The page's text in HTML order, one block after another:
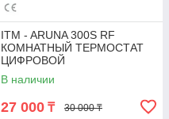
ITM - ARUNA 300S RF
КОМНАТНЫЙ ТЕРМОСТАТ
ЦИФРОВОЙ
ПРОГРАММИРУЕМЫЙ -
БЕСПРОВОДНОЙ
В наличии
27 000 ₸ 30 000 ₸